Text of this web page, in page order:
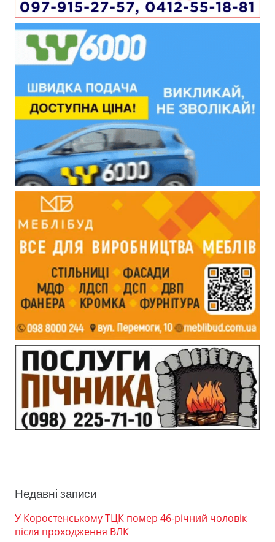
Недавні записи
У Коростенському ТЦК помер 46-річний чоловік
після проходження ВЛК